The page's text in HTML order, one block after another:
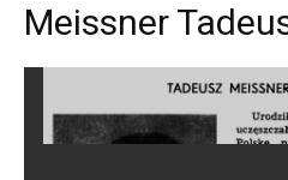
Meissner